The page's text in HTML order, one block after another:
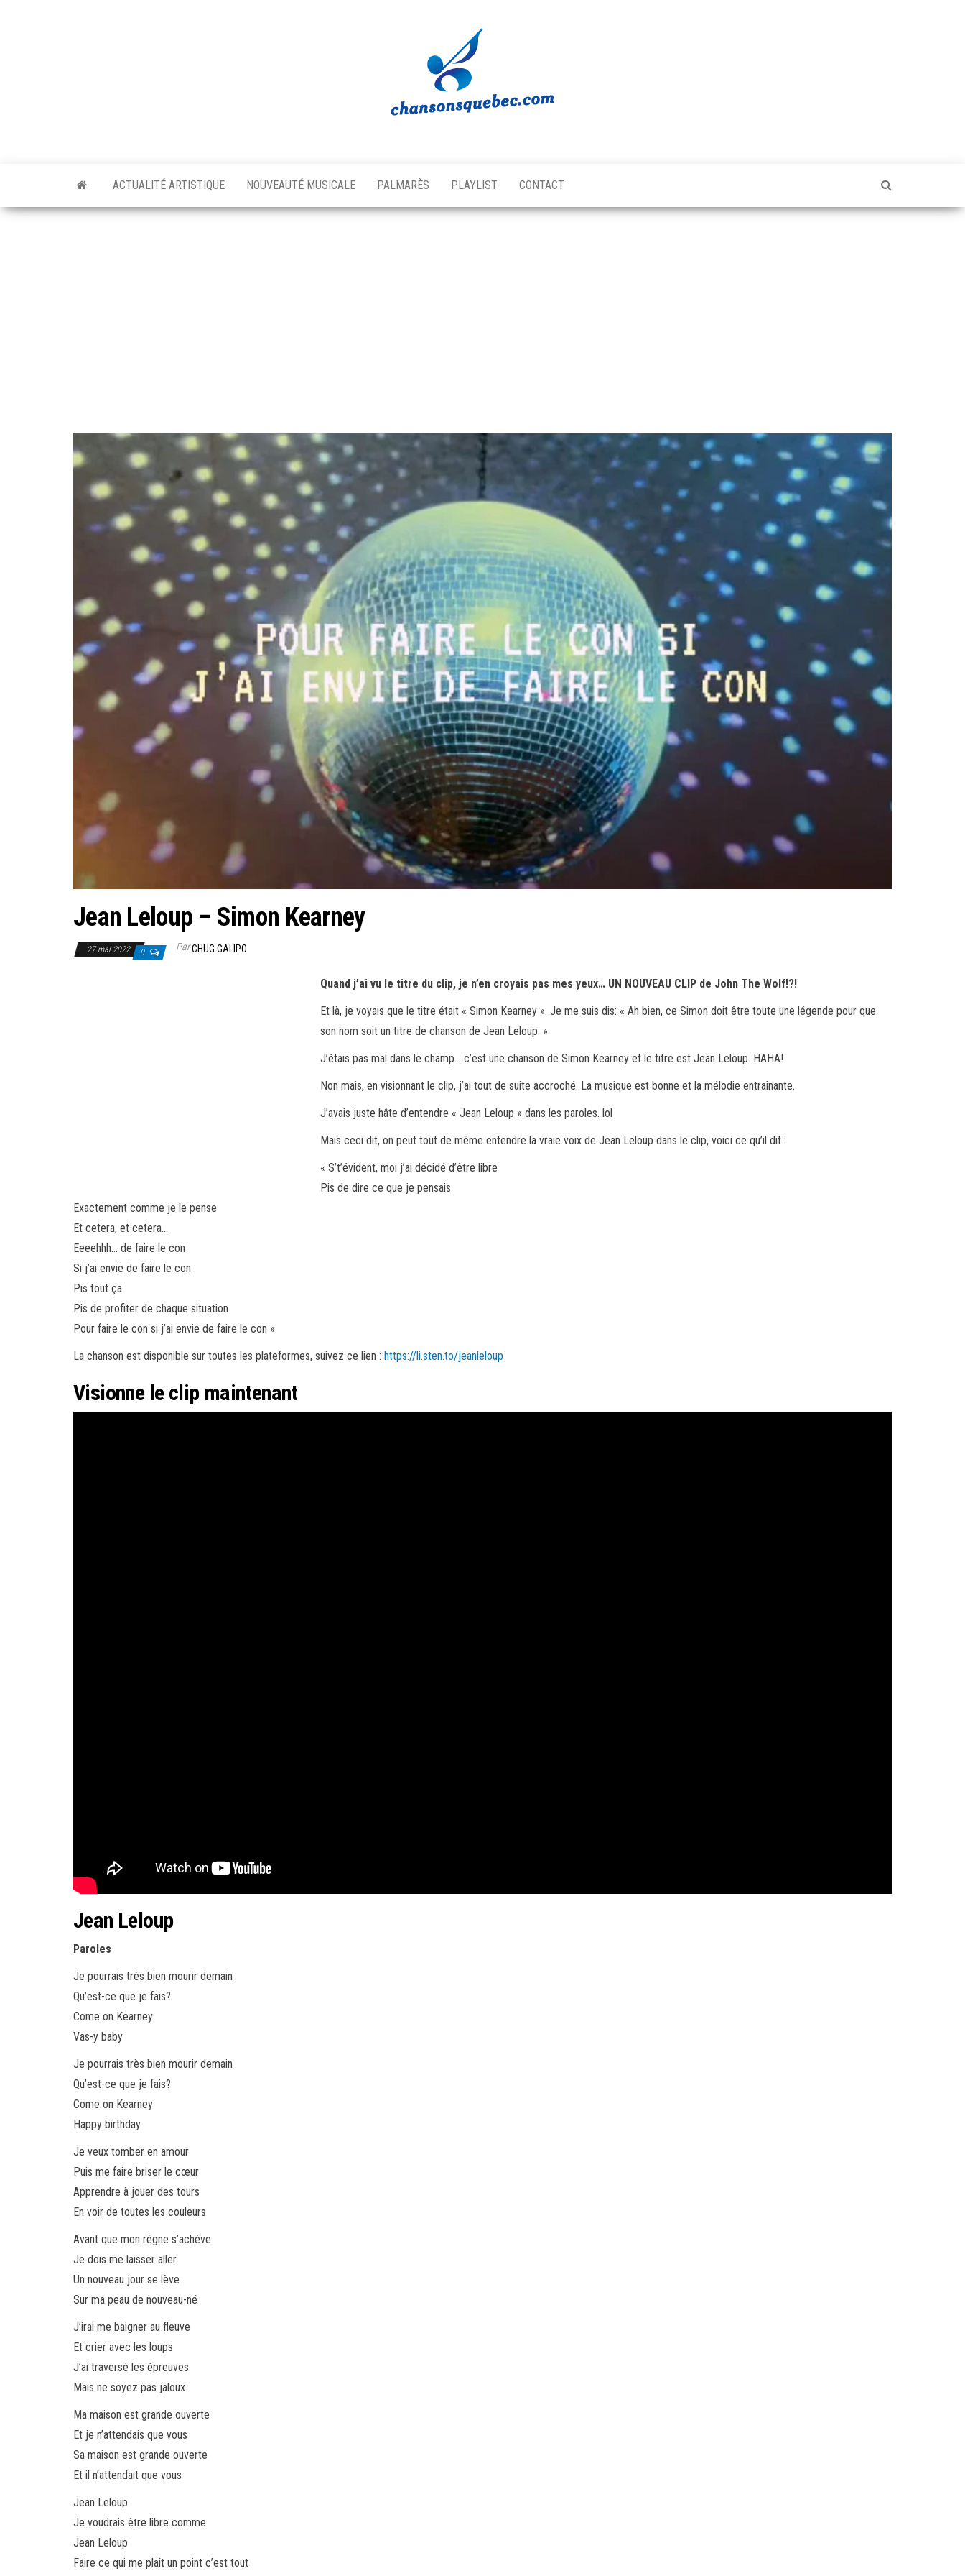
Québec
musicale
québécoise!
ACTUALITÉ ARTISTIQUE NOUVEAUTÉ MUSICALE PALMARÈS PLAYLIST CONTACT
Jean Leloup – Simon Kearney
27 mai 2022 0 ParCHUG GALIPO
Quand j’ai vu le titre du clip, je n’en croyais pas mes yeux… UN NOUVEAU CLIP de John The Wolf!?!
Et là, je voyais que le titre était « Simon Kearney ». Je me suis dis: « Ah bien, ce Simon doit être toute une légende pour que
son nom soit un titre de chanson de Jean Leloup. »
J’étais pas mal dans le champ… c’est une chanson de Simon Kearney et le titre est Jean Leloup. HAHA!
Non mais, en visionnant le clip, j’ai tout de suite accroché. La musique est bonne et la mélodie entraînante.
J’avais juste hâte d’entendre « Jean Leloup » dans les paroles. lol
Mais ceci dit, on peut tout de même entendre la vraie voix de Jean Leloup dans le clip, voici ce qu’il dit :
« S’t’évident, moi j’ai décidé d’être libre
Pis de dire ce que je pensais
Exactement comme je le pense
Et cetera, et cetera…
Eeeehhh… de faire le con
Si j’ai envie de faire le con
Pis tout ça
Pis de profiter de chaque situation
Pour faire le con si j’ai envie de faire le con »
La chanson est disponible sur toutes les plateformes, suivez ce lien : https://li.sten.to/jeanleloup
Visionne le clip maintenant
Jean Leloup
Paroles
Je pourrais très bien mourir demain
Qu’est-ce que je fais?
Come on Kearney
Vas-y baby
Je pourrais très bien mourir demain
Qu’est-ce que je fais?
Come on Kearney
Happy birthday
Je veux tomber en amour
Puis me faire briser le cœur
Apprendre à jouer des tours
En voir de toutes les couleurs
Avant que mon règne s’achève
Je dois me laisser aller
Un nouveau jour se lève
Sur ma peau de nouveau-né
J’irai me baigner au fleuve
Et crier avec les loups
J’ai traversé les épreuves
Mais ne soyez pas jaloux
Ma maison est grande ouverte
Et je n’attendais que vous
Sa maison est grande ouverte
Et il n’attendait que vous
Jean Leloup
Je voudrais être libre comme
Jean Leloup
Faire ce qui me plaît un point c’est tout